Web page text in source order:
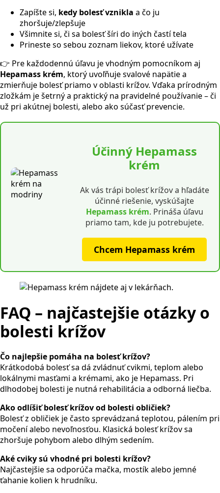
Zapíšte si, kedy bolesť vznikla a čo ju
zhoršuje/zlepšuje
Všimnite si, či sa bolesť šíri do iných častí tela
Prineste so sebou zoznam liekov, ktoré užívate
👉 Pre každodennú úľavu je vhodným pomocníkom aj
Hepamass krém, ktorý uvoľňuje svalové napätie a
zmierňuje bolesť priamo v oblasti krížov. Vďaka prírodným
zložkám je šetrný a praktický na pravidelné používanie – či
už pri akútnej bolesti, alebo ako súčasť prevencie.
Účinný Hepamass
krém
Ak vás trápi bolesť krížov a hľadáte
účinné riešenie, vyskúšajte
Hepamass krém. Prináša úľavu
priamo tam, kde ju potrebujete.
Chcem Hepamass krém
FAQ – najčastejšie otázky o
bolesti krížov
Čo najlepšie pomáha na bolesť krížov?
Krátkodobá bolesť sa dá zvládnuť cvikmi, teplom alebo
lokálnymi masťami a krémami, ako je Hepamass. Pri
dlhodobej bolesti je nutná rehabilitácia a odborná liečba.
Ako odlíšiť bolesť krížov od bolesti obličiek?
Bolesť z obličiek je často sprevádzaná teplotou, pálením pri
močení alebo nevoľnosťou. Klasická bolesť krížov sa
zhoršuje pohybom alebo dlhým sedením.
Aké cviky sú vhodné pri bolesti krížov?
Najčastejšie sa odporúča mačka, mostík alebo jemné
ťahanie kolien k hrudníku.